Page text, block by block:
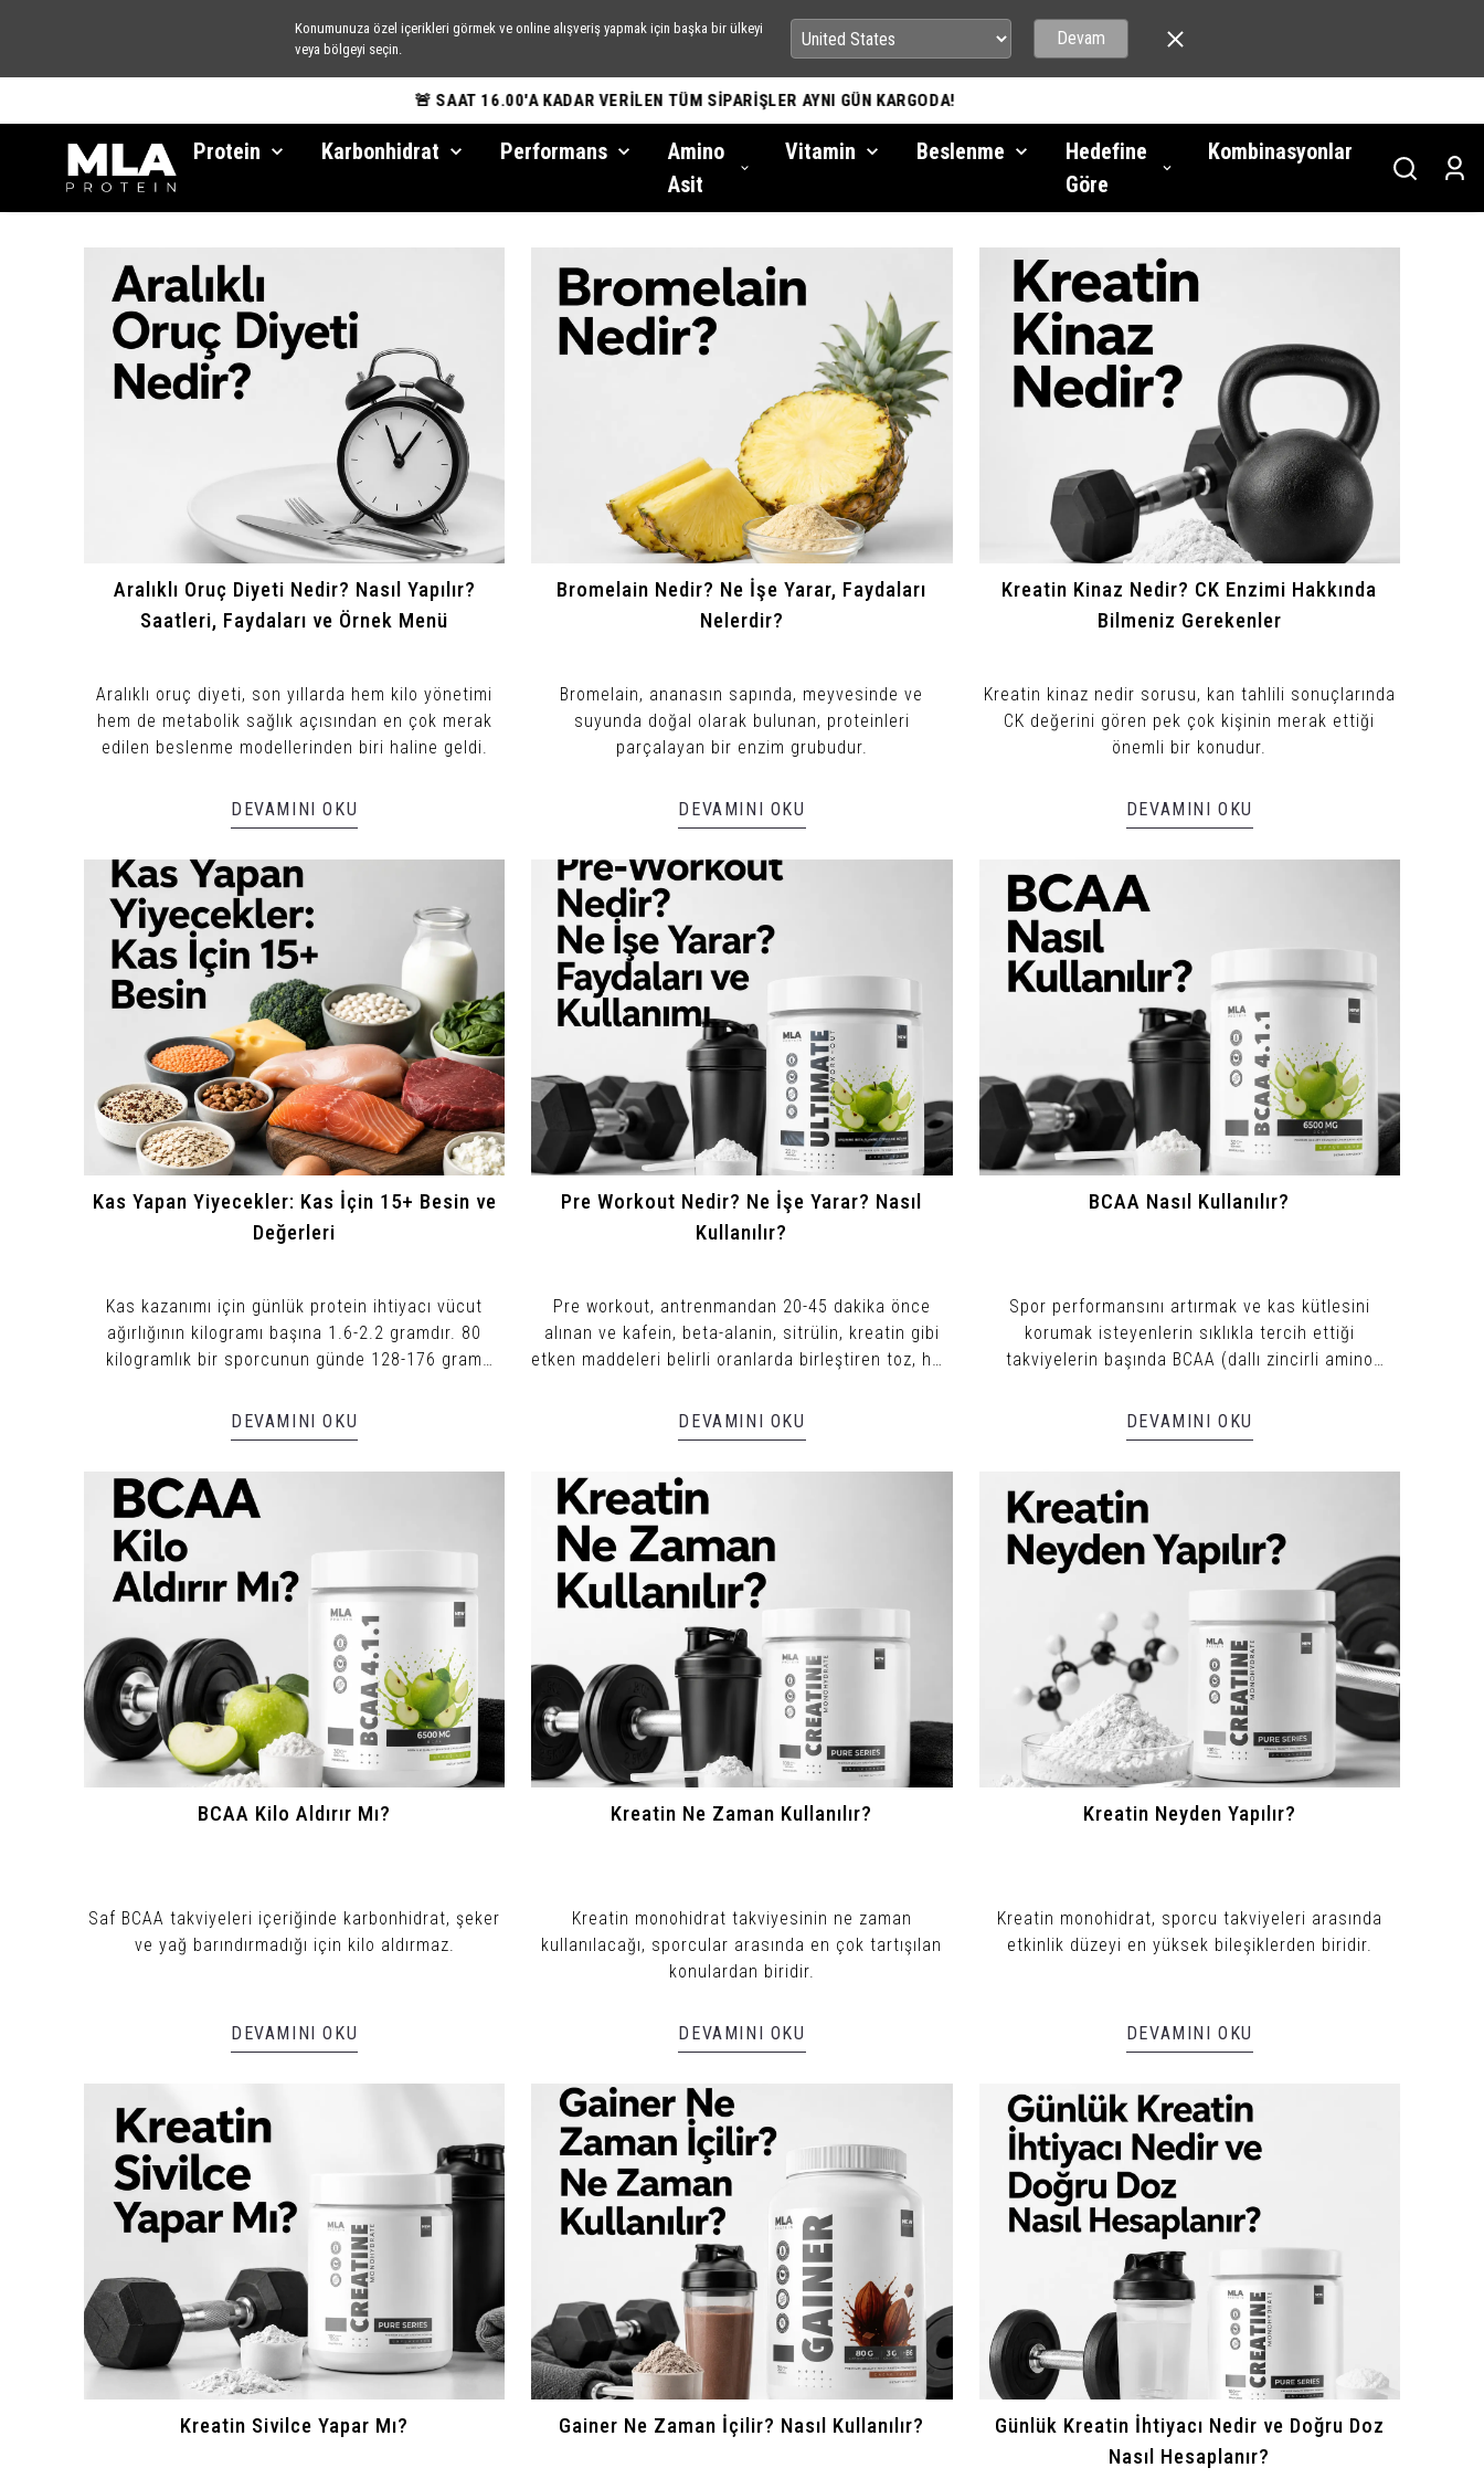
Konumunuza özel içerikleri görmek ve online alışveriş yapmak için başka bir ülkeyi
veya bölgeyi seçin.
Devam
🚨 SAAT 16.00'A KADAR VERİLEN TÜM SİPARİŞLER AYNI GÜN KARGODA!
Protein Karbonhidrat Performans
Amino
Asit
Vitamin Beslenme
Hedefine
Göre
Kombinasyonlar
Aralıklı Oruç Diyeti Nedir? Nasıl Yapılır?
Saatleri, Faydaları ve Örnek Menü
Aralıklı oruç diyeti, son yıllarda hem kilo yönetimi
hem de metabolik sağlık açısından en çok merak
edilen beslenme modellerinden biri haline geldi.
DEVAMINI OKU
Bromelain Nedir? Ne İşe Yarar, Faydaları
Nelerdir?
Bromelain, ananasın sapında, meyvesinde ve
suyunda doğal olarak bulunan, proteinleri
parçalayan bir enzim grubudur.
DEVAMINI OKU
Kreatin Kinaz Nedir? CK Enzimi Hakkında
Bilmeniz Gerekenler
Kreatin kinaz nedir sorusu, kan tahlili sonuçlarında
CK değerini gören pek çok kişinin merak ettiği
önemli bir konudur.
DEVAMINI OKU
Kas Yapan Yiyecekler: Kas İçin 15+ Besin ve
Değerleri
Kas kazanımı için günlük protein ihtiyacı vücut
ağırlığının kilogramı başına 1.6-2.2 gramdır. 80
kilogramlık bir sporcunun günde 128-176 gram
DEVAMINI OKU
Pre Workout Nedir? Ne İşe Yarar? Nasıl
Kullanılır?
Pre workout, antrenmandan 20-45 dakika önce
alınan ve kafein, beta-alanin, sitrülin, kreatin gibi
etken maddeleri belirli oranlarda birleştiren toz, hap
DEVAMINI OKU
BCAA Nasıl Kullanılır?
Spor performansını artırmak ve kas kütlesini
korumak isteyenlerin sıklıkla tercih ettiği
takviyelerin başında BCAA (dallı zincirli amino
DEVAMINI OKU
BCAA Kilo Aldırır Mı?
Saf BCAA takviyeleri içeriğinde karbonhidrat, şeker
ve yağ barındırmadığı için kilo aldırmaz.
DEVAMINI OKU
Kreatin Ne Zaman Kullanılır?
Kreatin monohidrat takviyesinin ne zaman
kullanılacağı, sporcular arasında en çok tartışılan
konulardan biridir.
DEVAMINI OKU
Kreatin Neyden Yapılır?
Kreatin monohidrat, sporcu takviyeleri arasında
etkinlik düzeyi en yüksek bileşiklerden biridir.
DEVAMINI OKU
Kreatin Sivilce Yapar Mı? Gainer Ne Zaman İçilir? Nasıl Kullanılır?
Günlük Kreatin İhtiyacı Nedir ve Doğru Doz
Nasıl Hesaplanır?